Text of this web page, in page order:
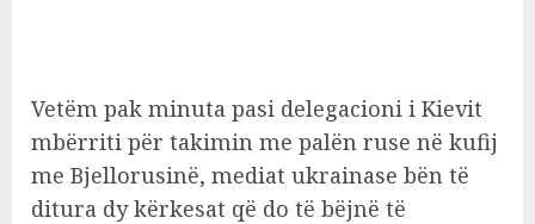
Vetëm pak minuta pasi delegacioni i Kievit
mbërriti për takimin me palën ruse në kufij
me Bjellorusinë, mediat ukrainase bën të
ditura dy kërkesat që do të bëjnë të